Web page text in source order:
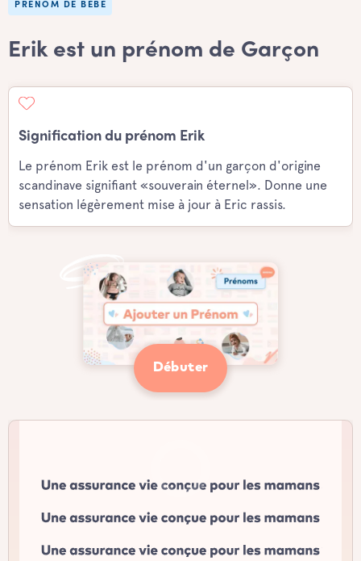
PRÉNOM DE BÉBÉ
Erik est un prénom de Garçon
Signification du prénom Erik
Le prénom Erik est le prénom d'un garçon d'origine
scandinave signifiant «souverain éternel». Donne une
sensation légèrement mise à jour à Eric rassis.
Débuter